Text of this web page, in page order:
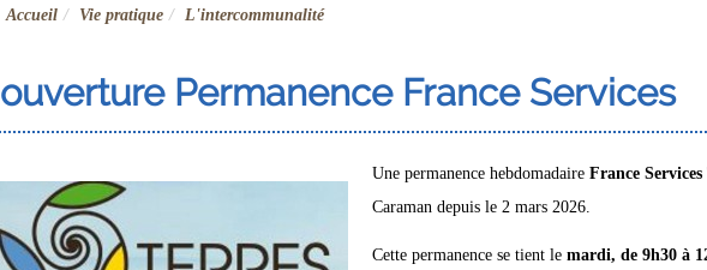
Accueil Vie pratique L'intercommunalité
ouverture Permanence France Services
Une permanence hebdomadaire France
Caraman depuis le 2 mars 2026.
Cette permanence se tient le mardi, de 9h30 à